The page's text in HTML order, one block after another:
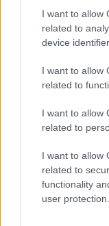
I want to allow
related to
device
I want to allow
related to
I want to allow
related to
I want to allow
related to
functionality
user protection.
NÉPSZERŰ